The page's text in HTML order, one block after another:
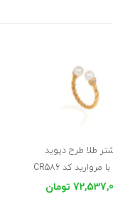
طولانی بود.
طلا طرح دیوید
با مروارید کد CR586
تومان